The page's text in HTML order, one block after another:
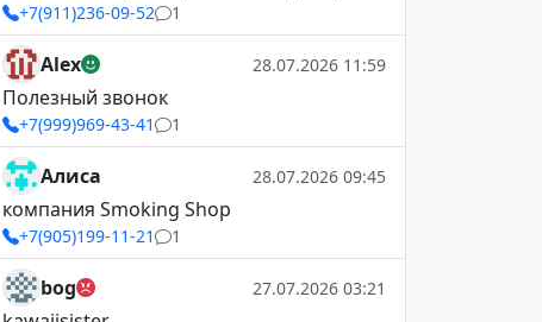
+7(911)236-09-52 1
Alex 28.07.2026 11:59
Полезный звонок
+7(999)969-43-41 1
Алиса 28.07.2026 09:45
компания Smoking Shop
+7(905)199-11-21 1
bog 27.07.2026 03:21